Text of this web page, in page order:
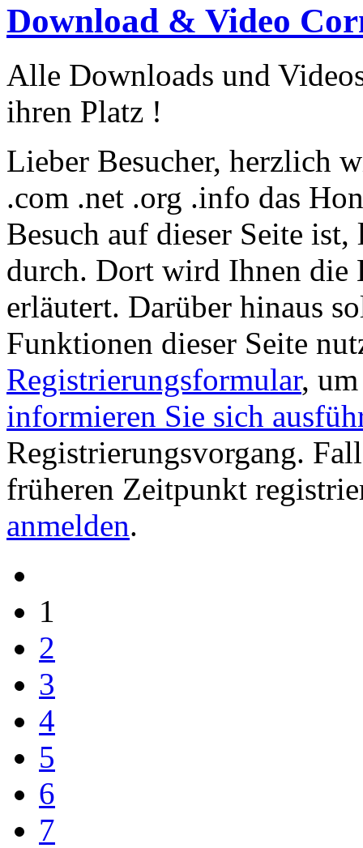
Download & Video
Alle Downloads und
ihren Platz !
Lieber Besucher, herzlich
.com .net .org .info das
Besuch auf dieser Seite
durch. Dort wird Ihnen die
erläutert. Darüber hinaus
Funktionen dieser Seite
Registrierungsformular,
informieren Sie sich
Registrierungsvorgang.
früheren Zeitpunkt
anmelden.
1
2
3
4
5
6
7